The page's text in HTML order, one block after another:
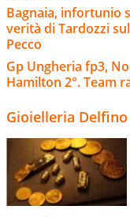
Bagnaia, infortunio
verità di Tardozzi
Pecco
Gp Ungheria fp3,
Hamilton 2°. Team
Gioielleria Delfino